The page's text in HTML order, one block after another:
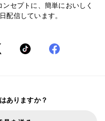
ンセプトに、簡単においしく
配信しています。
ありますか？